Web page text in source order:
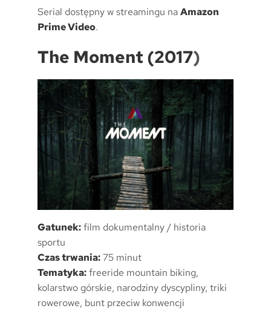
Serial dostępny w streamingu naAmazon
Prime Video.
The Moment (2017)
Gatunek:film dokumentalny / historia
sportu
Czas trwania:75 minut
Tematyka:freeride mountain biking,
kolarstwo górskie, narodziny dyscypliny, triki
rowerowe, bunt przeciw konwencji